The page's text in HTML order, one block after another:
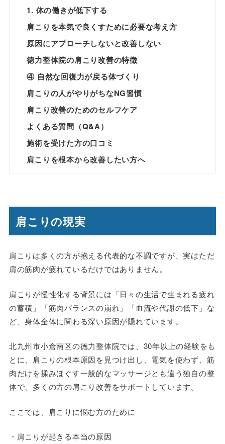
1. 体の働きが低下する
肩こりを本気で良くすために必要な考え方
原因にアプローチしないと改善しない
徳力整体院の肩こり改善の特徴
④ 自然な回復力が戻る体づくり
肩こりの人がやりがちなNG習慣
肩こり改善のためのセルフケア
よくある質問（Q&A）
施術を受けた方の口コミ
肩こりを根本から改善したい方へ
肩こりの現実
肩こりは多くの方が抱える代表的な不調ですが、実はただ
肩の筋肉が疲れているだけではありません。
肩こりが慢性化する背景には「日々の生活で生まれる疲れ
の蓄積」「筋肉バランスの崩れ」「血流や代謝の低下」な
ど、身体全体に関わる深い原因が隠れています。
北九州市小倉南区の徳力整体院では、30年以上の経験をも
とに、肩こりの根本原因を見つけ出し、電気を使わず、筋
肉だけを揉みほぐす一般的なマッサージとも違う独自の整
体で、多くの方の肩こり改善をサポートしています。
ここでは、肩こりに悩む方のために
・肩こりが起きる本当の原因